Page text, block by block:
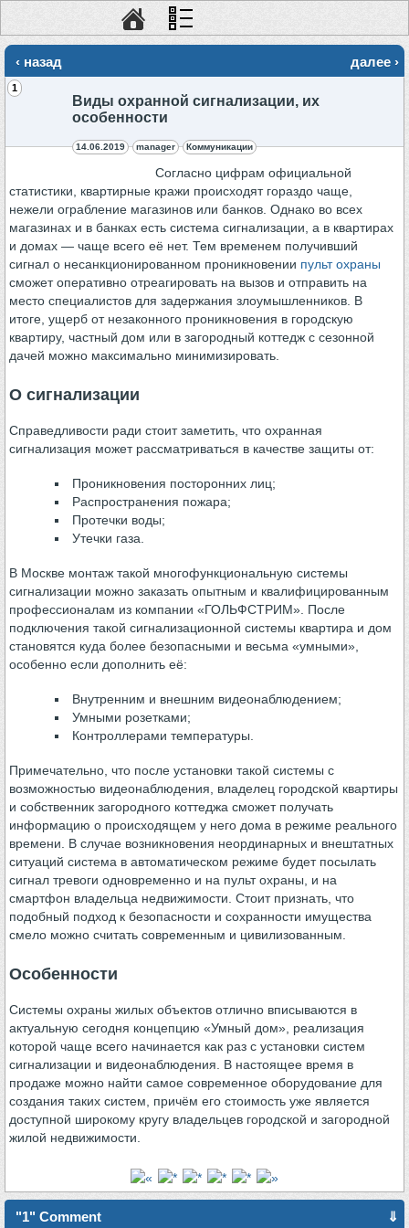
‹ назад далее ›
1
Виды охранной сигнализации, их
особенности
14.06.2019 manager Коммуникации
Согласно цифрам официальной
статистики, квартирные кражи происходят гораздо чаще,
нежели ограбление магазинов или банков. Однако во всех
магазинах и в банках есть система сигнализации, а в квартирах
и домах — чаще всего её нет. Тем временем получивший
сигнал о несанкционированном проникновении пульт охраны
сможет оперативно отреагировать на вызов и отправить на
место специалистов для задержания злоумышленников. В
итоге, ущерб от незаконного проникновения в городскую
квартиру, частный дом или в загородный коттедж с сезонной
дачей можно максимально минимизировать.
О сигнализации
Справедливости ради стоит заметить, что охранная
сигнализация может рассматриваться в качестве защиты от:
Проникновения посторонних лиц;
Распространения пожара;
Протечки воды;
Утечки газа.
В Москве монтаж такой многофункциональную системы
сигнализации можно заказать опытным и квалифицированным
профессионалам из компании «ГОЛЬФСТРИМ». После
подключения такой сигнализационной системы квартира и дом
становятся куда более безопасными и весьма «умными»,
особенно если дополнить её:
Внутренним и внешним видеонаблюдением;
Умными розетками;
Контроллерами температуры.
Примечательно, что после установки такой системы с
возможностью видеонаблюдения, владелец городской квартиры
и собственник загородного коттеджа сможет получать
информацию о происходящем у него дома в режиме реального
времени. В случае возникновения неординарных и внештатных
ситуаций система в автоматическом режиме будет посылать
сигнал тревоги одновременно и на пульт охраны, и на
смартфон владельца недвижимости. Стоит признать, что
подобный подход к безопасности и сохранности имущества
смело можно считать современным и цивилизованным.
Особенности
Системы охраны жилых объектов отлично вписываются в
актуальную сегодня концепцию «Умный дом», реализация
которой чаще всего начинается как раз с установки систем
сигнализации и видеонаблюдения. В настоящее время в
продаже можно найти самое современное оборудование для
создания таких систем, причём его стоимость уже является
доступной широкому кругу владельцев городской и загородной
жилой недвижимости.
"1" Comment ⇓